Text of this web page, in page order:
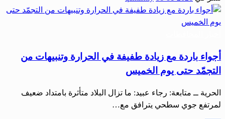
أجواء باردة مع زيادة طفيفة في الحرارة وتنبيهات من
التجمّد حتى يوم الخميس
الحرية ــ متابعة: رجاء عبيد: ما تزال البلاد متأثرة بامتداد ضعيف
لمرتفع جوي سطحي يترافق مع…